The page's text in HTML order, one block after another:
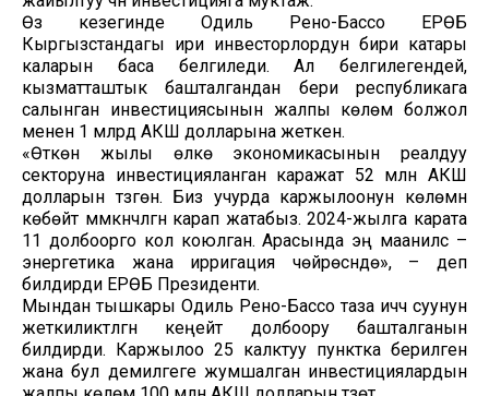
Өз кезегинде Одиль Рено-Бассо ЕРӨБ
Кыргызстандагы ири инвесторлордун бири катары
каларын баса белгиледи. Ал белгилегендей,
кызматташтык башталгандан бери республикага
салынган инвестициясынын жалпы көлөмү болжол
менен 1 млрд АКШ долларына жеткен.
«Өткөн жылы өлкө экономикасынын реалдуу
секторуна инвестицияланган каражат 52 млн АКШ
долларын түзгөн. Биз учурда каржылоонун көлөмүн
көбөйтүү мүмкүнчүлүгүн карап жатабыз. 2024-жылга карата
11 долбоорго кол коюлган. Арасында эң маанилүүсү –
энергетика жана ирригация чөйрөсүндө», – деп
билдирди ЕРӨБ Президенти.
Мындан тышкары Одиль Рено-Бассо таза ичүүчү суунун
жеткиликтүүлүгүн кеңейтүү долбоору башталганын
билдирди. Каржылоо 25 калктуу пунктка берилген
жана бул демилгеге жумшалган инвестициялардын